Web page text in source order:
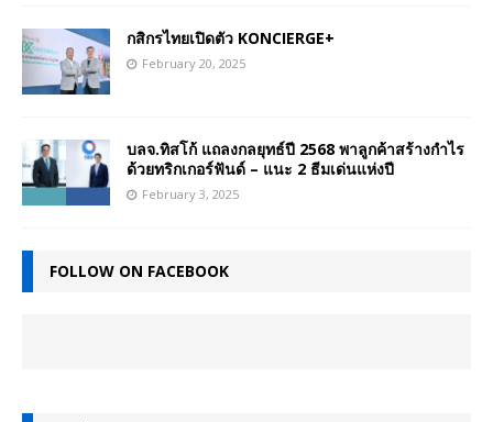
กสิกรไทยเปิดตัว KONCIERGE+
February 20, 2025
บลจ.ทิสโก้ แถลงกลยุทธ์ปี 2568 พาลูกค้าสร้างกำไร
ด้วยทริกเกอร์ฟันด์ – แนะ 2 ธีมเด่นแห่งปี
February 3, 2025
FOLLOW ON FACEBOOK